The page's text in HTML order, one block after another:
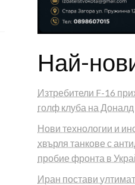
Най-
Изтребители F-16
голф клуба на
Нови технологии и
хвърля танкове с
пробие фронта в
Иран постави